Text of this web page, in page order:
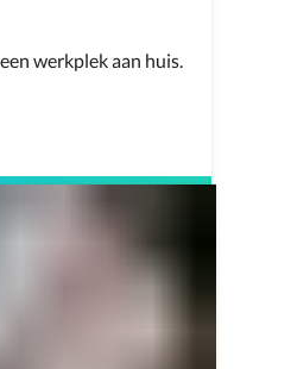
werkplek aan huis.